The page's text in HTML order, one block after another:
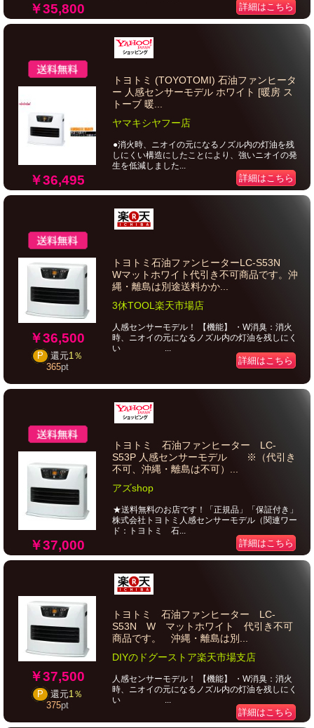
￥35,800 詳細はこちら
￥36,495
トヨトミ (TOYOTOMI) 石油ファンヒータ
ー 人感センサーモデル ホワイト [暖房 ス
トーブ 暖...
ヤマキシヤフー店
●消火時、ニオイの元になるノズル内の灯油を残
しにくい構造にしたことにより、強いニオイの発
生を低減しました...
詳細はこちら
￥36,500
P 還元1％
365pt
トヨトミ石油ファンヒーターLC-S53N
Wマットホワイト代引き不可商品です。沖
縄・離島は別途送料かか...
3休TOOL楽天市場店
人感センサーモデル！ 【機能】 ・W消臭：消火
時、ニオイの元になるノズル内の灯油を残しにく
い ...
詳細はこちら
￥37,000
トヨトミ 石油ファンヒーター LC-
S53P 人感センサーモデル ※（代引き
不可、沖縄・離島は不可）...
アズshop
★送料無料のお店です！「正規品」「保証付き」
株式会社トヨトミ人感センサーモデル（関連ワー
ド：トヨトミ 石...
詳細はこちら
￥37,500
P 還元1％
375pt
トヨトミ 石油ファンヒーター LC-
S53N W マットホワイト 代引き不可
商品です。 沖縄・離島は別...
DIYのドグーストア楽天市場支店
人感センサーモデル！ 【機能】 ・W消臭：消火
時、ニオイの元になるノズル内の灯油を残しにく
い ...
詳細はこちら